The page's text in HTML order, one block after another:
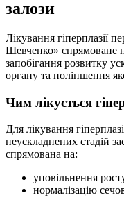
залози
Лікування гіперплазії
Шевченко» спрямоване
запобігання розвитку
органу та поліпшення
Чим лікується
Для лікування
неускладнених стадій
спрямована на:
уповільнення
нормалізацію